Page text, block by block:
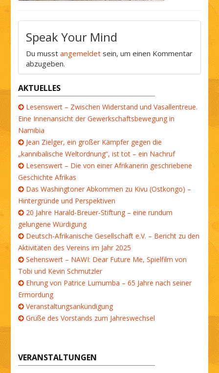
Speak Your Mind
Du musstangemeldet sein, um einen Kommentar
abzugeben.
AKTUELLES
Lesenswert – Zwischen Widerstand und Vasallentreue.
Eine Innenansicht der Gewerkschaftsbewegung in
Namibia
Jean Zielger, ein großer Kämpfer gegen die
„kannibalische Weltordnung“, ist tot – ein Nachruf
Lesenswert – Die von einer Afrikanerin geschriebene
Geschichte Afrikas
Das Washingtoner Abkommen zu Kivu (Ostkongo) –
Hintergründe und Perspektiven
20 Jahre Harald-Breuer-Stiftung – eine rundum
gelungene Würdigung
Deutsch-Afrikanische Gesellschaft e.V. – Bericht zu den
Aktivitäten des Vereins im Jahr 2025
Sehenswert – NAWI: Dear Future Me, Spielfilm von
Tobi und Kevin Schmutzler
Ehrung von Patrice Lumumba – 65 Jahre nach seiner
Ermordung
Veranstaltungsankündigung
Grüße des Vorstands zum Jahreswechsel
VERANSTALTUNGEN